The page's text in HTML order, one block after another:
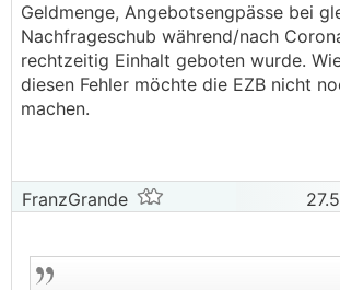
Geldmenge, Angebotsengpässe bei
Nachfrageschub während/nach
rechtzeitig Einhalt geboten wurde.
diesen Fehler möchte die EZB nicht
machen.
FranzGrande